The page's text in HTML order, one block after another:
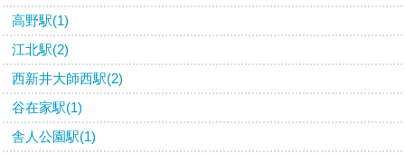
高野駅(1)
江北駅(2)
西新井大師西駅(2)
谷在家駅(1)
舎人公園駅(1)